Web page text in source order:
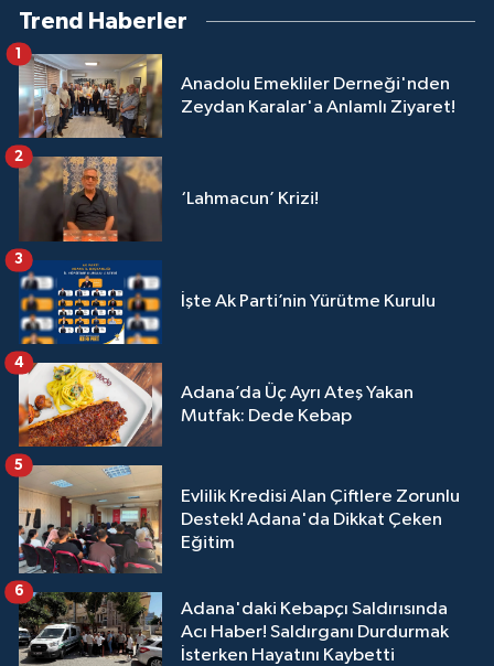
Trend Haberler
Anadolu Emekliler Derneği'nden
Zeydan Karalar'a Anlamlı Ziyaret!
1
‘Lahmacun’ Krizi!
2
İşte Ak Parti’nin Yürütme Kurulu
3
Adana’da Üç Ayrı Ateş Yakan
Mutfak: Dede Kebap
4
Evlilik Kredisi Alan Çiftlere Zorunlu
Destek! Adana'da Dikkat Çeken
Eğitim
5
Adana'daki Kebapçı Saldırısında
Acı Haber! Saldırganı Durdurmak
İsterken Hayatını Kaybetti
6